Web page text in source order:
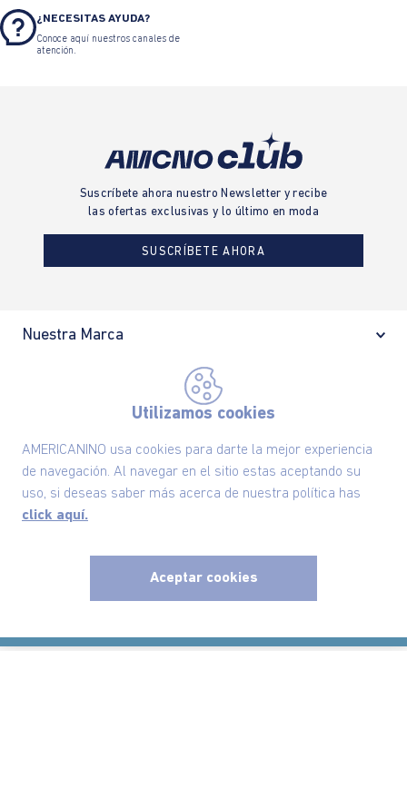
Utilizamos cookies
AMERICANINO usa cookies para darte la mejor experiencia
de navegación. Al navegar en el sitio estas aceptando su
uso, si deseas saber más acerca de nuestra política has
click aquí.
Aceptar cookies
¿NECESITAS AYUDA?
Conoce aquí nuestros canales de
atención.
Suscríbete ahora nuestro Newsletter y recibe
las ofertas exclusivas y lo último en moda
SUSCRÍBETE AHORA
Nuestra Marca
Información
Localizador de tiendas